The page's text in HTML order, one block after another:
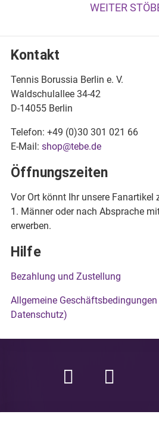
WEITER
Kontakt
Tennis Borussia Berlin e. V.
Waldschulallee 34-42
D-14055 Berlin
Telefon: +49 (0)30 301 021 66
E-Mail: shop@tebe.de
Öffnungszeiten
Vor Ort könnt Ihr unsere Fanartikel
1. Männer oder nach Absprache
erwerben.
Hilfe
Bezahlung und Zustellung
Allgemeine
Datenschutz)